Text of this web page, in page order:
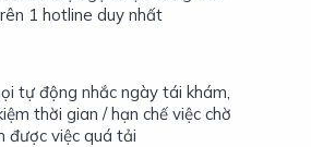
1 hotline duy nhất
tự động nhắc ngày tái khám,
thời gian / hạn chế việc chờ
được việc quá tải